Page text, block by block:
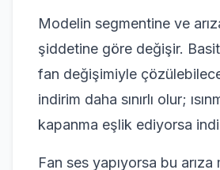
Modelin segmentine ve
şiddetine göre değişir. Basit
fan değişimiyle
indirim daha sınırlı olur;
kapanma eşlik ediyorsa
Fan ses yapıyorsa bu arıza